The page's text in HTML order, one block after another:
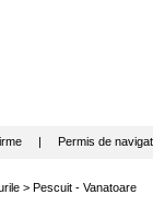
| Permis de
> Pescuit - Vanatoare